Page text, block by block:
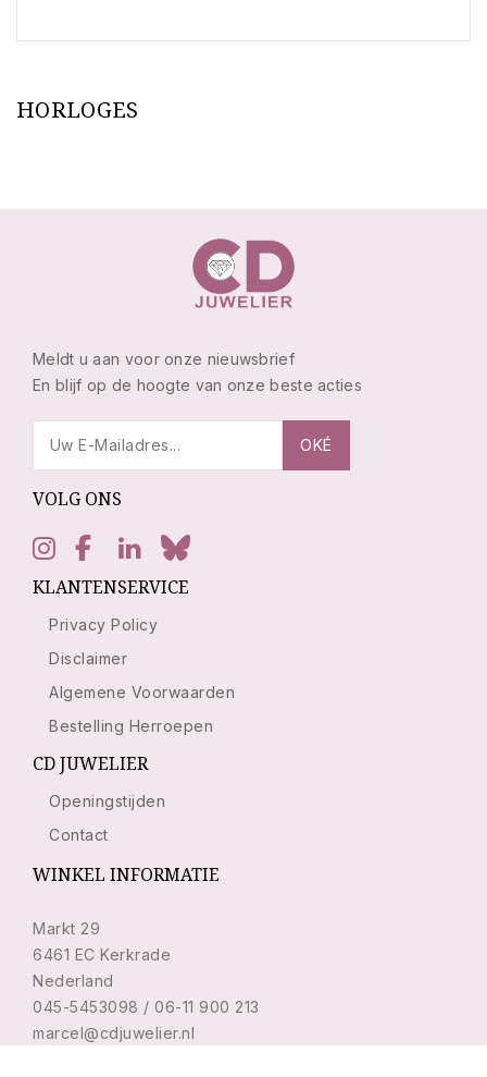
HORLOGES
Meldt u aan voor onze nieuwsbrief
En blijf op de hoogte van onze beste acties
VOLG ONS
KLANTENSERVICE
Privacy Policy
Disclaimer
Algemene Voorwaarden
Bestelling Herroepen
CD JUWELIER
Openingstijden
Contact
WINKEL INFORMATIE
Markt 29
6461 EC Kerkrade
Nederland
045-5453098 / 06-11 900 213
marcel@cdjuwelier.nl